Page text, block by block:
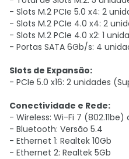
- Slots M.2 PCIe 5.0 x4: 2
- Slots M.2 PCIe 4.0 x4: 2
- Slots M.2 PCIe 4.0 x2: 1
- Portas SATA 6Gb/s: 4
Slots de Expansão:
- PCIe 5.0 x16: 2 unidades
Conectividade e Rede:
- Wireless: Wi-Fi 7
- Bluetooth: Versão 5.4
- Ethernet 1: Realtek 10Gb
- Ethernet 2: Realtek 5Gb